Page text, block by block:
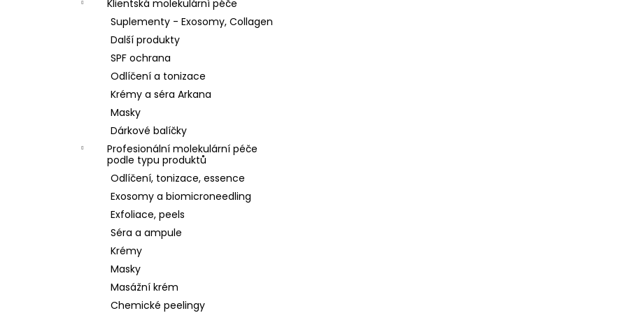
Klientská molekulární péče
Suplementy - Exosomy, Collagen
Další produkty
SPF ochrana
Odlíčení a tonizace
Krémy a séra Arkana
Masky
Dárkové balíčky
Profesionální molekulární péče
podle typu produktů
Odlíčení, tonizace, essence
Exosomy a biomicroneedling
Exfoliace, peels
Séra a ampule
Krémy
Masky
Masážní krém
Chemické peelingy